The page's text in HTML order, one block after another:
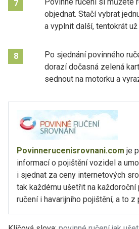
7
objednat. Stačí vybrat
a vyplnit další, tentokrát
8
Po sjednání povinného
dorazí dočasná zelená
sednout na motorku a
Povinnerucenisrovnani.com je
informací o pojištění vozidel a
i sjednat za ceny internetových
tak každému ušetřit na každoroční
ručení i havarijního pojištění, a to z